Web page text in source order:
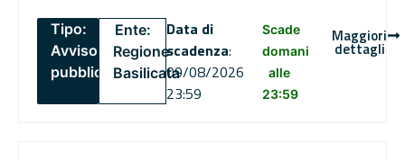
Tipo:
Avviso
pubblico
Ente:
Regione
Basilicata
Data di
scadenza:
09/08/2026
23:59
Scade
domani
alle
23:59
Maggiori
dettagli